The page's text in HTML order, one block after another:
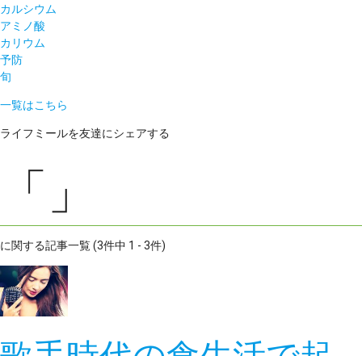
カルシウム
アミノ酸
カリウム
予防
旬
一覧はこちら
ライフミールを友達にシェアする
「」
に関する記事一覧 (3件中 1 - 3件)